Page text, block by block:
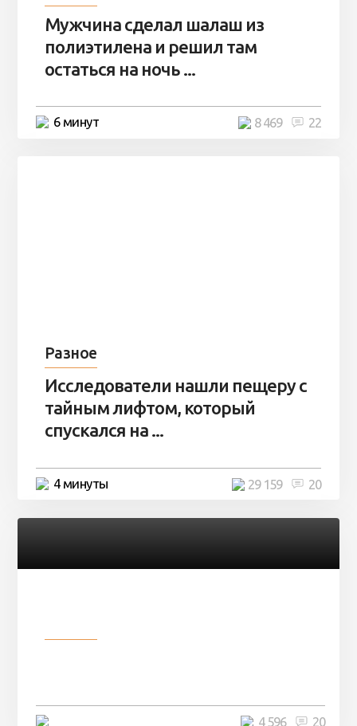
Мужчина сделал шалаш из
полиэтилена и решил там
остаться на ночь ...
6 минут 22
8 469
Разное
Исследователи нашли пещеру с
тайным лифтом, который
спускался на ...
4 минуты 20
29 159
20
4 596